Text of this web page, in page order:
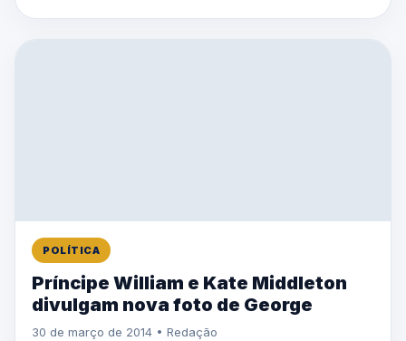
POLÍTICA
Príncipe William e Kate Middleton
divulgam nova foto de George
30 de março de 2014 • Redação